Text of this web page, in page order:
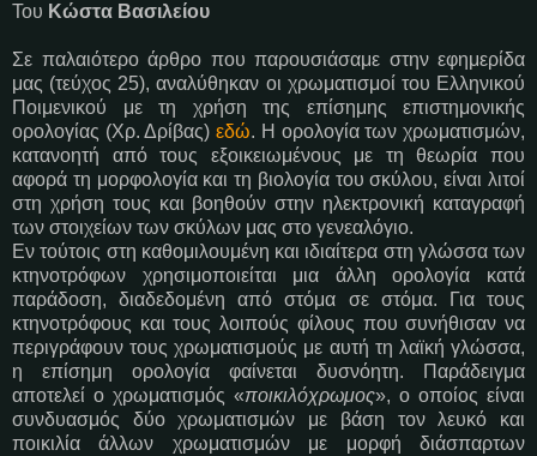
Του Κώστα Βασιλείου
Σε παλαιότερο άρθρο που παρουσιάσαμε στην εφημερίδα
μας (τεύχος 25), αναλύθηκαν οι χρωματισμοί του Ελληνικού
Ποιμενικού με τη χρήση της επίσημης επιστημονικής
ορολογίας (Χρ. Δρίβας)εδώ. Η ορολογία των χρωματισμών,
κατανοητή από τους εξοικειωμένους με τη θεωρία που
αφορά τη μορφολογία και τη βιολογία του σκύλου, είναι λιτοί
στη χρήση τους και βοηθούν στην ηλεκτρονική καταγραφή
των στοιχείων των σκύλων μας στο γενεαλόγιο.
Εν τούτοις στη καθομιλουμένη και ιδιαίτερα στη γλώσσα των
κτηνοτρόφων χρησιμοποιείται μια άλλη ορολογία κατά
παράδοση, διαδεδομένη από στόμα σε στόμα. Για τους
κτηνοτρόφους και τους λοιπούς φίλους που συνήθισαν να
περιγράφουν τους χρωματισμούς με αυτή τη λαϊκή γλώσσα,
η επίσημη ορολογία φαίνεται δυσνόητη. Παράδειγμα
αποτελεί ο χρωματισμός «ποικιλόχρωμος», ο οποίος είναι
συνδυασμός δύο χρωματισμών με βάση τον λευκό και
ποικιλία άλλων χρωματισμών με μορφή διάσπαρτων